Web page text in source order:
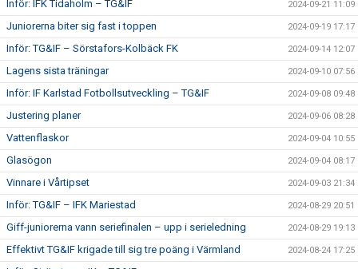
Inför: IFK Tidaholm – TG&IF 2024-09-21 11:09
Juniorerna biter sig fast i toppen 2024-09-19 17:17
Inför: TG&IF – Sörstafors-Kolbäck FK 2024-09-14 12:07
Lagens sista träningar 2024-09-10 07:56
Inför: IF Karlstad Fotbollsutveckling – TG&IF 2024-09-08 09:48
Justering planer 2024-09-06 08:28
Vattenflaskor 2024-09-04 10:55
Glasögon 2024-09-04 08:17
Vinnare i Vårtipset 2024-09-03 21:34
Inför: TG&IF – IFK Mariestad 2024-08-29 20:51
Giff-juniorerna vann seriefinalen – upp i serieledning 2024-08-29 19:13
Effektivt TG&IF krigade till sig tre poäng i Värmland 2024-08-24 17:25